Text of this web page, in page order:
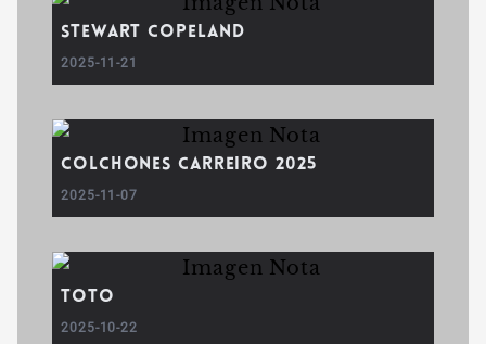
Stewart Copeland
2025-11-21
COLCHONES CARREIRO 2025
2025-11-07
Toto
2025-10-22